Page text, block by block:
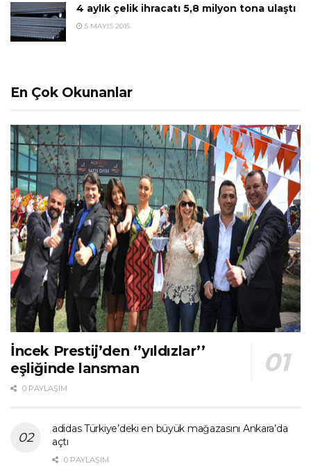
4 aylık çelik ihracatı 5,8 milyon tona ulaştı
5 MAYIS 2015
En Çok Okunanlar
İncek Prestij’den ‘’yıldızlar’’
eşliğinde lansman
0 PAYLAŞIM
adidas Türkiye’deki en büyük mağazasını Ankara’da
açtı
0 PAYLAŞIM